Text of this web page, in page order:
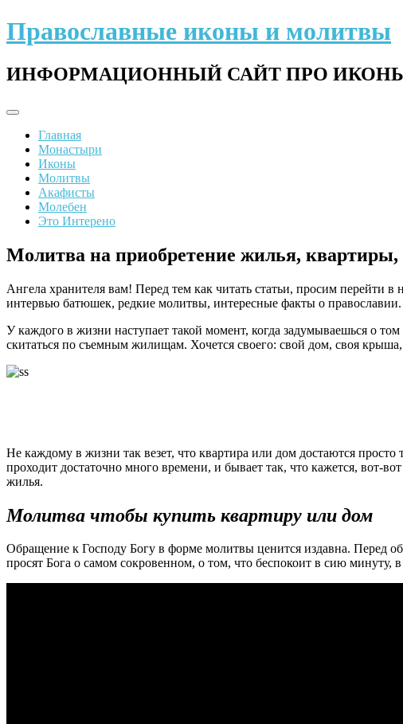
Перейти
к
Православные иконы и молитвы
ИНФОРМАЦИОННЫЙ САЙТ ПРО
Главная
Монастыри
Иконы
Молитвы
Акафисты
Молебен
Это Интерено
Молитва на приобретение жилья, квартиры,
Ангела хранителя вам! Перед тем как читать статьи, просим перейти в
интервью батюшек, редкие молитвы, интересные факты о
У каждого в жизни наступает такой момент, когда задумываешься о
скитаться по съемным жилищам. Хочется своего: свой дом, своя
Не каждому в жизни так везет, что квартира или дом достаются
проходит достаточно много времени, и бывает так, что кажется, вот-
жилья.
Молитва чтобы купить квартиру или дом
Обращение к Господу Богу в форме молитвы ценится издавна.
просят Бога о самом сокровенном, о том, что беспокоит в сию минуту, в